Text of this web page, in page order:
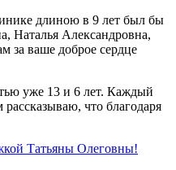
длиною в 9 лет был бы
Наталья Александровна,
за ваше доброе сердце
уже 13 и 6 лет. Каждый
что благодаря